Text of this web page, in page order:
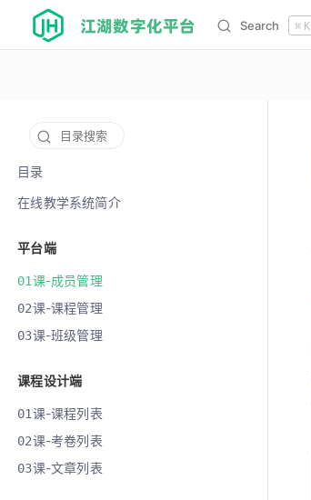
江湖数字化平台 Search ⌘ K
目录搜索
目录
在线教学系统简介
平台端
01课-成员管理
02课-课程管理
03课-班级管理
课程设计端
01课-课程列表
02课-考卷列表
03课-文章列表